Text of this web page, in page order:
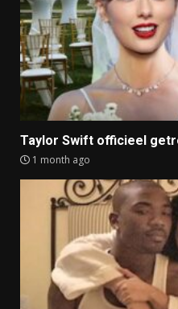
Taylor Swift officieel
1 month ago